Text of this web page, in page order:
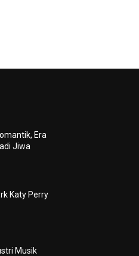
Era
Jiwa
Katy Perry
Musik